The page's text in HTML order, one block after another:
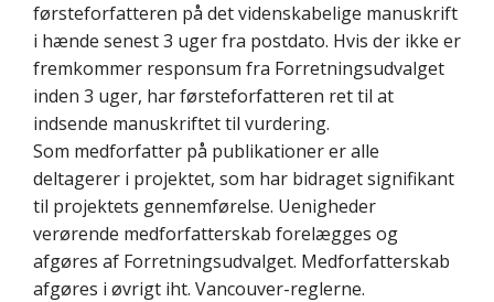
førsteforfatteren på det videnskabelige manuskrift
i hænde senest 3 uger fra postdato. Hvis der ikke er
fremkommer responsum fra Forretningsudvalget
inden 3 uger, har førsteforfatteren ret til at
indsende manuskriftet til vurdering.
Som medforfatter på publikationer er alle
deltagerer i projektet, som har bidraget signifikant
til projektets gennemførelse. Uenigheder
verørende medforfatterskab forelægges og
afgøres af Forretningsudvalget. Medforfatterskab
afgøres i øvrigt iht. Vancouver-reglerne.